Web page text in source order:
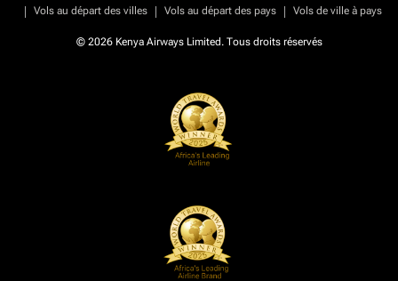
|
Vols au départ des villes | Vols au départ des pays | Vols de ville à pays
© 2026 Kenya Airways Limited. Tous droits réservés